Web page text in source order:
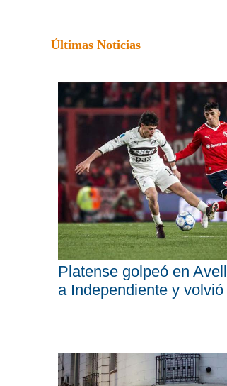
Últimas Noticias
Platense golpeó en
a Independiente y